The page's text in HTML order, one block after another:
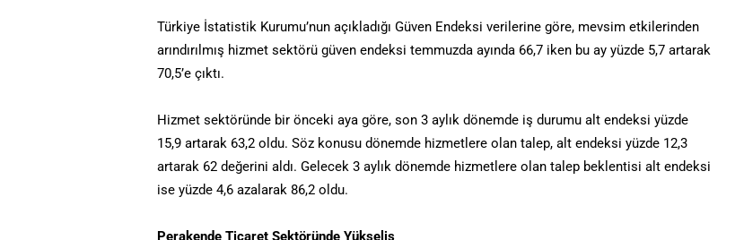
Türkiye İstatistik Kurumu’nun açıkladığı Güven Endeksi verilerine göre, mevsim etkilerinden
arındırılmış hizmet sektörü güven endeksi temmuzda ayında 66,7 iken bu ay yüzde 5,7 artarak
70,5’e çıktı.
Hizmet sektöründe bir önceki aya göre, son 3 aylık dönemde iş durumu alt endeksi yüzde
15,9 artarak 63,2 oldu. Söz konusu dönemde hizmetlere olan talep, alt endeksi yüzde 12,3
artarak 62 değerini aldı. Gelecek 3 aylık dönemde hizmetlere olan talep beklentisi alt endeksi
ise yüzde 4,6 azalarak 86,2 oldu.
Perakende Ticaret Sektöründe Yükseliş